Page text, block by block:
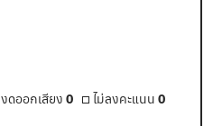
งดออกเสียง 0 ไม่ลงคะแนน 0